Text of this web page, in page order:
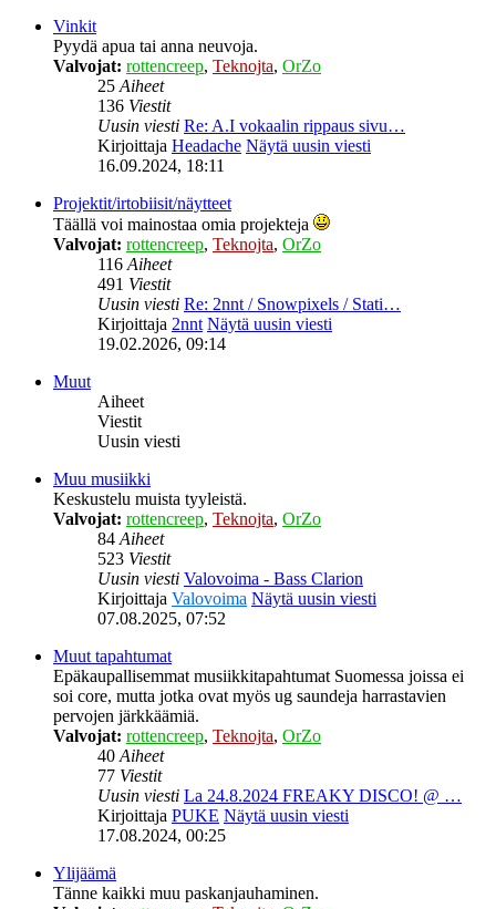
Vinkit
Pyydä apua tai anna neuvoja.
Valvojat: rottencreep, Teknojta, OrZo
25Aiheet
136 Viestit
Uusin viesti Re: A.I vokaalin rippaus sivu…
Kirjoittaja Headache Näytä uusin viesti
16.09.2024, 18:11
Projektit/irtobiisit/näytteet
Täällä voi mainostaa omia projekteja
Valvojat: rottencreep, Teknojta, OrZo
116Aiheet
491 Viestit
Uusin viesti Re: 2nnt / Snowpixels / Stati…
Kirjoittaja 2nnt Näytä uusin viesti
19.02.2026, 09:14
Muut
Aiheet
Viestit
Uusin viesti
Muu musiikki
Keskustelu muista tyyleistä.
Valvojat: rottencreep, Teknojta, OrZo
84Aiheet
523 Viestit
Uusin viesti Valovoima - Bass Clarion
Kirjoittaja Valovoima Näytä uusin viesti
07.08.2025, 07:52
Muut tapahtumat
Epäkaupallisemmat musiikkitapahtumat Suomessa joissa ei
soi core, mutta jotka ovat myös ug saundeja harrastavien
pervojen järkkäämiä.
Valvojat: rottencreep, Teknojta, OrZo
40Aiheet
77 Viestit
Uusin viesti La 24.8.2024 FREAKY DISCO! @ …
Kirjoittaja PUKE Näytä uusin viesti
17.08.2024, 00:25
Ylijäämä
Tänne kaikki muu paskanjauhaminen.